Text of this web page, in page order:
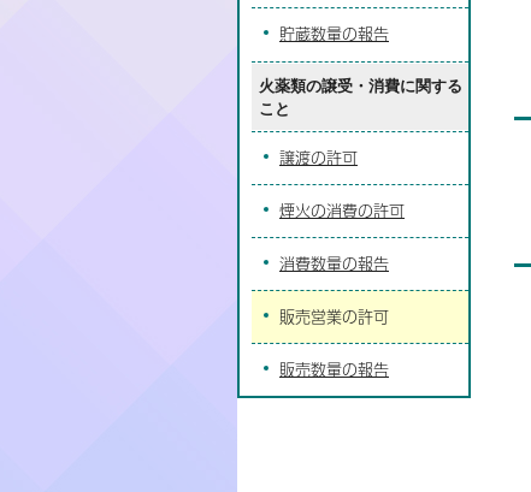
貯蔵数量の報告
火薬類の譲受・消費に関する
こと
譲渡の許可
煙火の消費の許可
消費数量の報告
販売営業の許可
販売数量の報告